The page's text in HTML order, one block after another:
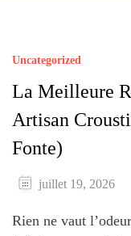
Uncategorized
La Meilleure
Artisan
Fonte)
juillet 19, 2026
Rien ne vaut